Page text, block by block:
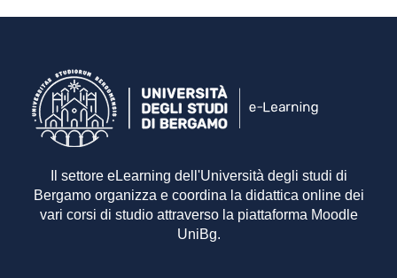
Il settore eLearning dell'Università degli studi di
Bergamo organizza e coordina la didattica online dei
vari corsi di studio attraverso la piattaforma Moodle
UniBg.